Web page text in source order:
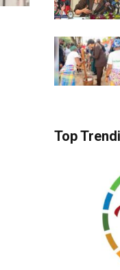
Top